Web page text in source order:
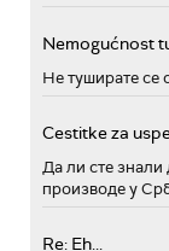
Nemogućnost
Не туширате се
Cestitke za
Да ли сте
производе у
Re: Eh...